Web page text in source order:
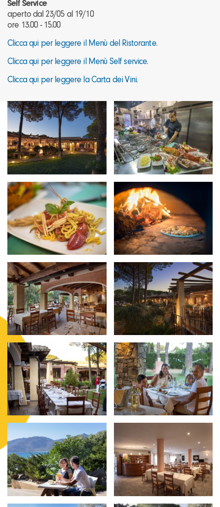
Self Service
aperto dal 23/05 al 19/10
ore 13.00 - 15.00
Clicca qui per leggere il Menù del Ristorante.
Clicca qui per leggere il Menù Self service.
Clicca qui per leggere la Carta dei Vini.